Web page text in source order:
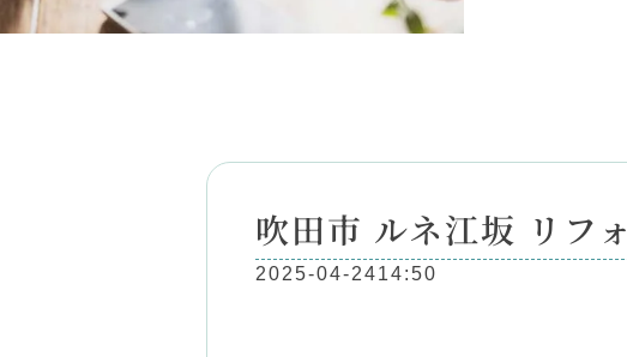
吹田市 ルネ江坂 リフ
2025-04-2414:50